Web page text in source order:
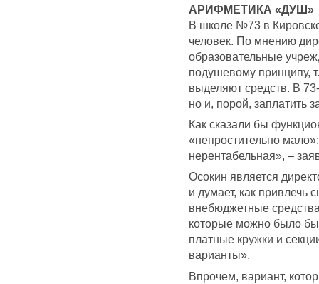
АРИФМЕТИКА «ДУШ»
В школе №73 в
человек. По мнению
образовательные
подушевому принципу,
выделяют средств. В
но и, порой, заплатить
Как сказали бы
«непростительно
нерентабельная», –
Осокин является
и думает, как привлечь
внебюджетные
которые можно было бы
платные кружки и
варианты».
Впрочем, вариант,